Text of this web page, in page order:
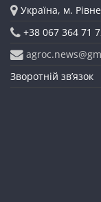
Україна, м.
+38 067 364 71
Зворотній зв’язок